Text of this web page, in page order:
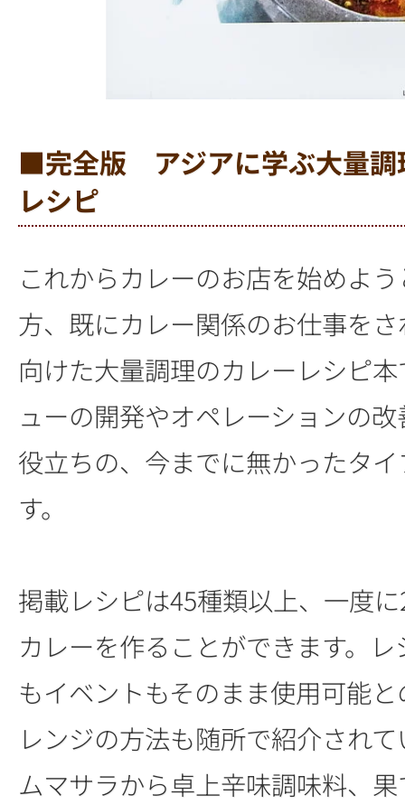
■完全版 アジアに学ぶ大量調
レシピ
これからカレーのお店を始めよ
方、既にカレー関係のお仕事を
向けた大量調理のカレーレシピ
ューの開発やオペレーションの
役立ちの、今までに無かったタ
す。
掲載レシピは45種類以上、一度
カレーを作ることができます。
もイベントもそのまま使用可能
レンジの方法も随所で紹介され
ムマサラから卓上辛味調味料、